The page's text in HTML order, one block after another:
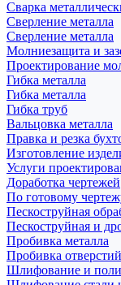
Сварка
Сверление металла
Сверление металла
Молниезащита и
Проектирование
Гибка металла
Гибка металла
Гибка труб
Вальцовка металла
Правка и резка
Изготовление
Услуги
Доработка чертежей
По готовому
Пескоструйная
Пескоструйная и
Пробивка металла
Пробивка
Шлифование и